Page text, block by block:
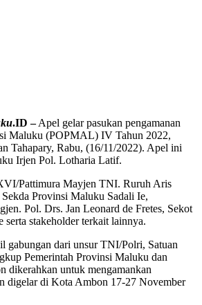
.ID –Apel gelar pasukan pengamanan
Maluku (POPMAL) IV Tahun 2022,
Tahapary, Rabu, (16/11/2022). Apel ini
Irjen Pol. Lotharia Latif.
Pattimura Mayjen TNI. Ruruh Aris
Provinsi Maluku Sadali Ie,
Pol. Drs. Jan Leonard de Fretes, Sekot
stakeholder terkait lainnya.
gabungan dari unsur TNI/Polri, Satuan
Pemerintah Provinsi Maluku dan
dikerahkan untuk mengamankan
digelar di Kota Ambon 17-27 November